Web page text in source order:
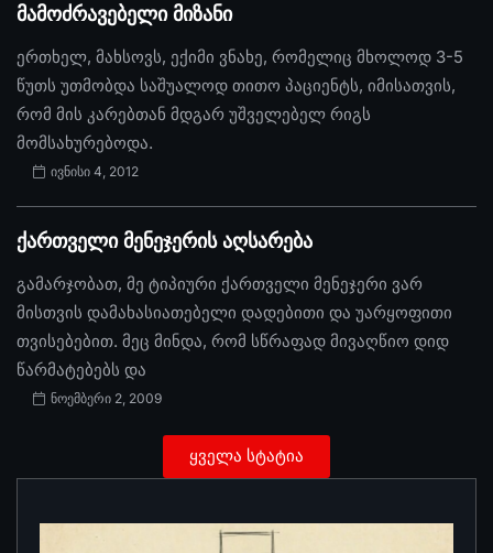
მამოძრავებელი მიზანი
ერთხელ, მახსოვს, ექიმი ვნახე, რომელიც მხოლოდ 3-5
წუთს უთმობდა საშუალოდ თითო პაციენტს, იმისათვის,
რომ მის კარებთან მდგარ უშველებელ რიგს
მომსახურებოდა.
ივნისი 4, 2012
ქართველი მენეჯერის აღსარება
გამარჯობათ, მე ტიპიური ქართველი მენეჯერი ვარ
მისთვის დამახასიათებელი დადებითი და უარყოფითი
თვისებებით. მეც მინდა, რომ სწრაფად მივაღწიო დიდ
წარმატებებს და
ნოემბერი 2, 2009
ყველა სტატია